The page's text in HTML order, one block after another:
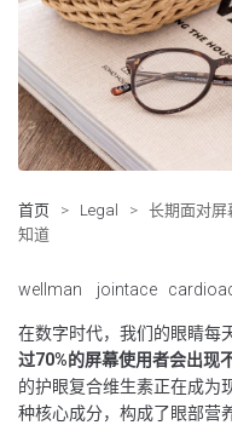
首页 > Legal > 长期面对屏
知道
wellman jointace
在数字时代，我们的眼睛每
过70%的屏幕使用者会出现
的护眼复合维生素正在成为
种核心成分，构成了眼部营